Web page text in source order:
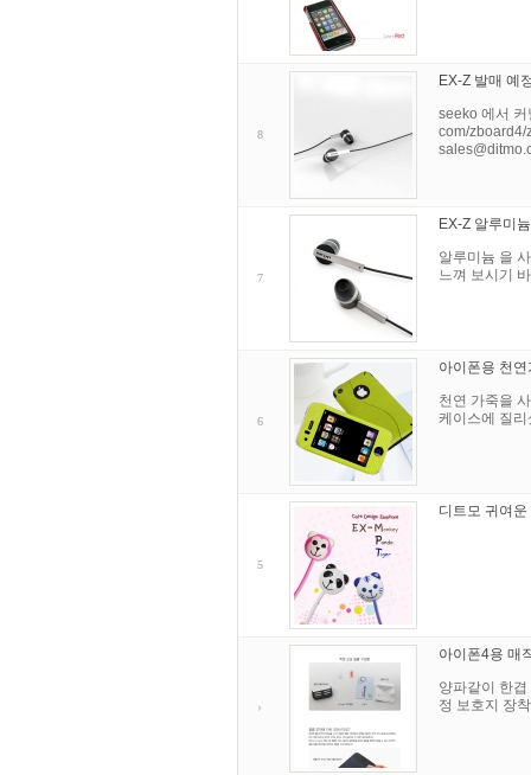
8
EX-Z 발매 예
seeko 에서 커
com/zboard4/
7
EX-Z 알루미
알루미늄 을
느껴 보시기
6
아이폰용 천
천연 가죽을
케이스에 질
5
디트모 귀여
아이폰4용 매
양파같이 한
정 보호지 장